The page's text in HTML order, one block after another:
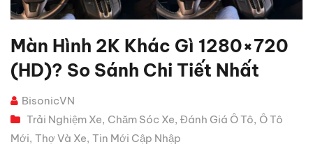
Màn Hình 2K Khác Gì 1280×720
(HD)? So Sánh Chi Tiết Nhất
BisonicVN
Trải Nghiệm Xe, Chăm Sóc Xe, Đánh Giá Ô Tô, Ô Tô
Mới, Thợ Và Xe, Tin Mới Cập Nhập